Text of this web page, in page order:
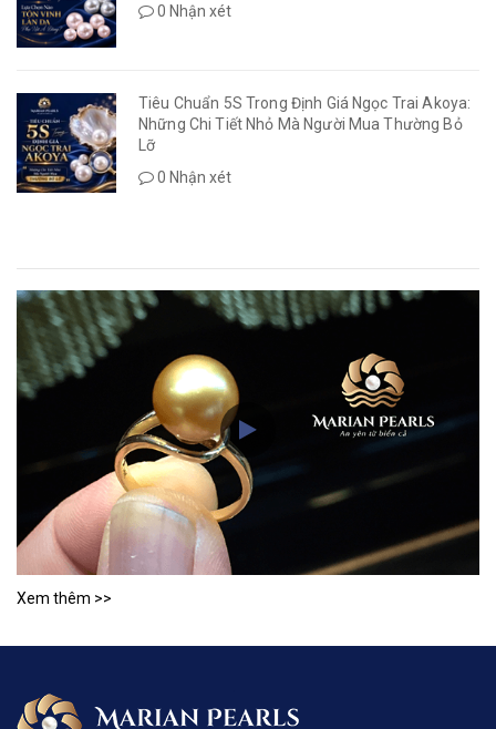
0 Nhận xét
Tiêu Chuẩn 5S Trong Định Giá Ngọc Trai Akoya:
Những Chi Tiết Nhỏ Mà Người Mua Thường Bỏ
Lỡ
0 Nhận xét
Xem thêm >>